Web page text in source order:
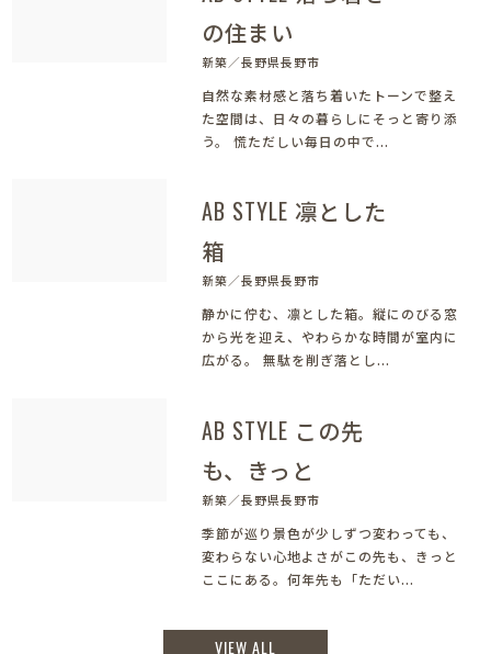
の住まい
新築／長野県長野市
自然な素材感と落ち着いたトーンで整え
た空間は、日々の暮らしにそっと寄り添
う。 慌ただしい毎日の中で...
AB STYLE 凛とした
箱
新築／長野県長野市
静かに佇む、凛とした箱。縦にのびる窓
から光を迎え、やわらかな時間が室内に
広がる。 無駄を削ぎ落とし...
AB STYLE この先
も、きっと
新築／長野県長野市
季節が巡り景色が少しずつ変わっても、
変わらない心地よさがこの先も、きっと
ここにある。何年先も「ただい...
VIEW ALL